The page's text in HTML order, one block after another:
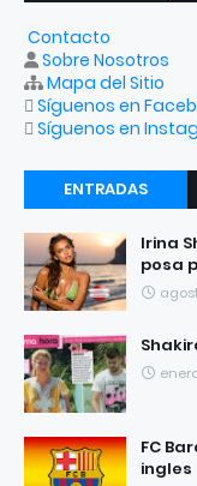
Contacto
Sobre Nosotros
Mapa del Sitio
Síguenos en
Síguenos en
ENTRADAS
RECIENTES
Irina
posa
enero
FC
ingles